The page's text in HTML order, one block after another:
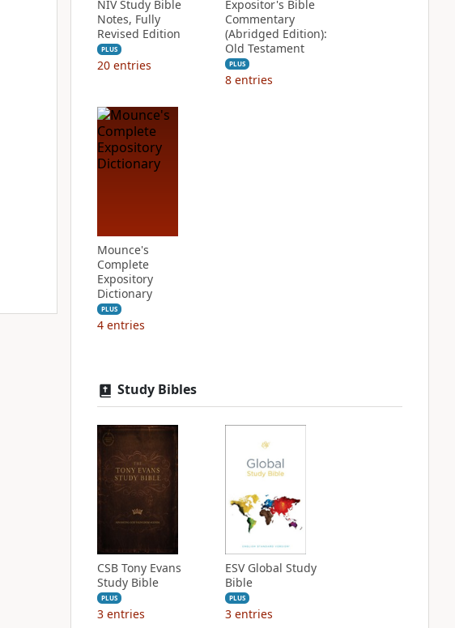
NIV Study Bible
Notes, Fully
Revised Edition
PLUS
20 entries
Expositor's Bible
Commentary
(Abridged Edition):
Old Testament
PLUS
8 entries
Mounce's
Complete
Expository
Dictionary
PLUS
4 entries
Study Bibles
CSB Tony Evans
Study Bible
PLUS
3 entries
ESV Global Study
Bible
PLUS
3 entries